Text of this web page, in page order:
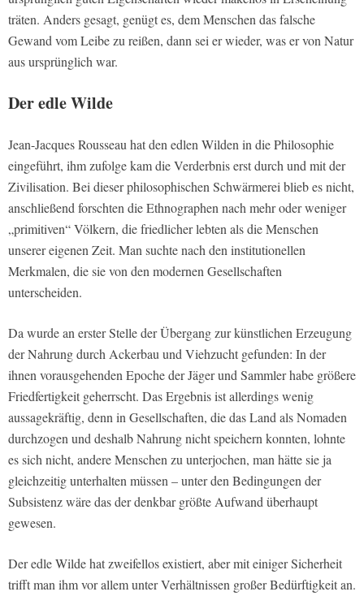
träten. Anders gesagt, genügt es, dem Menschen das falsche
Gewand vom Leibe zu reißen, dann sei er wieder, was er von Natur
aus ursprünglich war.
Der edle Wilde
Jean-Jacques Rousseau hat denedlen Wildenin die Philosophie
eingeführt, ihm zufolge kam die Verderbnis erst durch und mit der
Zivilisation. Bei dieser philosophischen Schwärmerei blieb es nicht,
anschließend forschten die Ethnographen nach mehr oder weniger
„primitiven“ Völkern, die friedlicher lebten als die Menschen
unserer eigenen Zeit. Man suchte nach den institutionellen
Merkmalen, die sie von den modernen Gesellschaften
unterscheiden.
Da wurde an erster Stelle der Übergang zur künstlichen Erzeugung
der Nahrung durch Ackerbau und Viehzucht gefunden: In der
ihnen vorausgehenden Epoche der Jäger und Sammler habe größere
Friedfertigkeit geherrscht. Das Ergebnis ist allerdings wenig
aussagekräftig, denn in Gesellschaften, die das Land als Nomaden
durchzogen und deshalb Nahrung nicht speichern konnten, lohnte
es sich nicht, andere Menschen zu unterjochen, man hätte sie ja
gleichzeitig unterhalten müssen– unter den Bedingungen der
Subsistenz wäre das der denkbar größte Aufwand überhaupt
gewesen.
Der edle Wilde hat zweifellos existiert, aber mit einiger Sicherheit
trifft man ihm vor allem unter Verhältnissen großer Bedürftigkeit an.